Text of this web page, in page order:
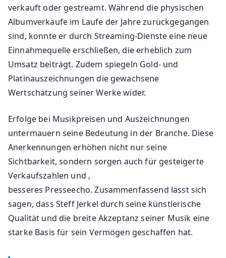
verkauft oder gestreamt. Während die physischen
Albumverkäufe im Laufe der Jahre zurückgegangen
sind, konnte er durch Streaming-Dienste eine neue
Einnahmequelle erschließen, die erheblich zum
Umsatz beiträgt. Zudem spiegeln Gold- und
Platinauszeichnungen die gewachsene
Wertschätzung seiner Werke wider.
Erfolge bei Musikpreisen und Auszeichnungen
untermauern seine Bedeutung in der Branche. Diese
Anerkennungen erhöhen nicht nur seine
Sichtbarkeit, sondern sorgen auch für gesteigerte
Verkaufszahlen und ‚
besseres Presseecho. Zusammenfassend lässt sich
sagen, dass Steff Jerkel durch seine künstlerische
Qualität und die breite Akzeptanz seiner Musik eine
starke Basis für sein Vermögen geschaffen hat.